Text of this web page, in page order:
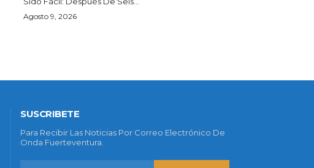
Agosto 9, 2026
SUSCRIBETE
Para Recibir Las Noticias Por Correo Electrónico De
Onda Fuerteventura.